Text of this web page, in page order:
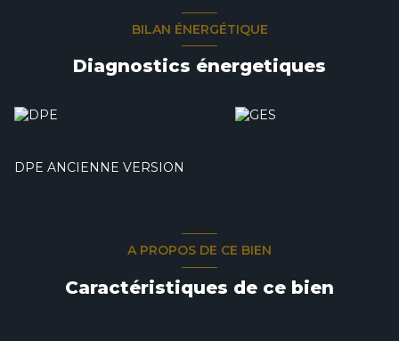
BILAN ÉNERGÉTIQUE
Diagnostics énergetiques
DPE ANCIENNE VERSION
A PROPOS DE CE BIEN
Caractéristiques de ce bien